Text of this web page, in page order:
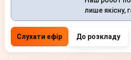
лише якісну,
Слухати ефір До розкладу